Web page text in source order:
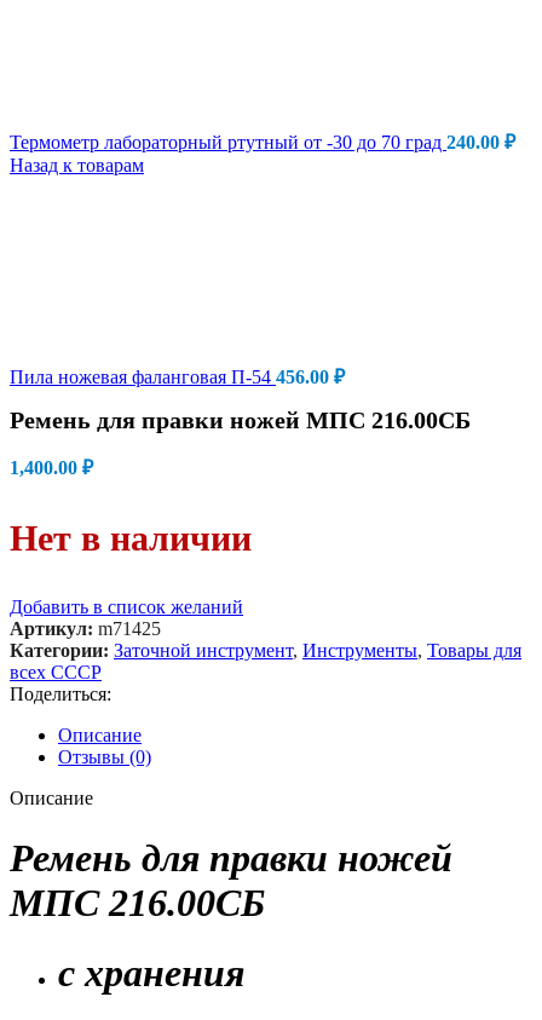
Термометр лабораторный ртутный от -30 до 70 град 240.00 ₽
Назад к товарам
Пила ножевая фаланговая П-54 456.00 ₽
Ремень для правки ножей МПС 216.00СБ
1,400.00 ₽
Нет в наличии
Добавить в список желаний
Артикул: m71425
Категории: Заточной инструмент, Инструменты, Товары для
всех СССР
Поделиться:
Описание
Отзывы (0)
Описание
Ремень для правки ножей
МПС 216.00СБ
с хранения